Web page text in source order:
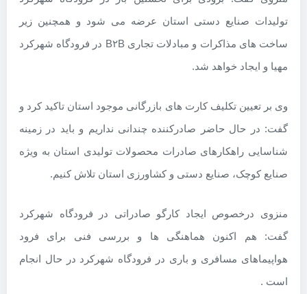
تولیدات صنایع دستی استان عرضه می شود و همچنین زیر
ساخت های مذاکرات و مبادلات تجاری B۲B در فرودگاه شهرکرد
مهیا و ایجاد خواهد شد.
وی بر تعیین تکلیف کارت های بازرگانی موجود استان تاکید کرد و
گفت: در حال حاضر صادرکننده چندانی نداریم و باید در زمینه
شناسایی راهکارهای صادرات محصولات تولیدی استان به ویژه
صنایع کوچک، صنایع دستی و کشاورزی استان تلاش کنیم.
منزوی درخصوص ایجاد کارگو صادراتی در فرودگاه شهرکرد
گفت: هم اکنون هماهنگی ها و بررسی فنی برای فرود
هواپیماهای مسافری و باری در فرودگاه شهرکرد در حال انجام
است .